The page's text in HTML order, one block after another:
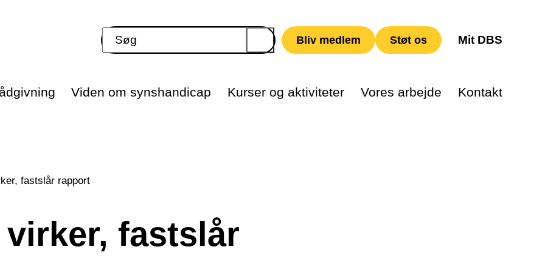
Bliv medlem Støt os Mit DBS
Viden om synshandicap Kurser og aktiviteter Vores arbejde Kontakt
fastslår rapport
fastslår